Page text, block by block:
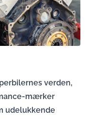
verden,
mærker
udelukkende